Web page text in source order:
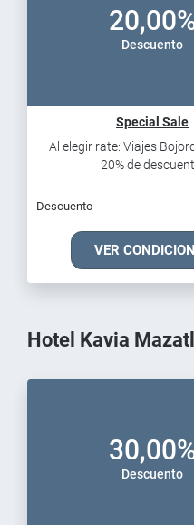
Descuento
Special Sale
Al elegir rate: Viajes
20% de
Descuento
VER
Hotel Kavia
Descuento